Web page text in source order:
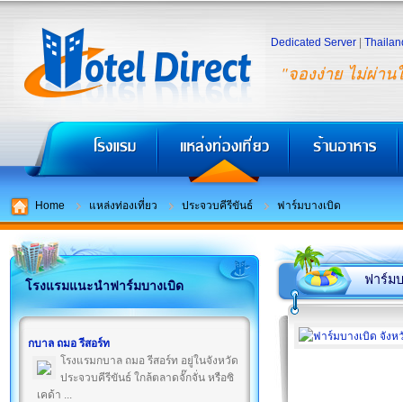
"จองง่าย ไม่ผ่าน
Dedicated Server
Home แหล่งท่องเที่ยว ประจวบคีรีขันธ์ ฟาร์มบางเบิด
โรงแรมแนะนำฟาร์มบางเบิด
กบาล ถมอ รีสอร์ท
โรงแรมกบาล ถมอ รีสอร์ท อยู่ในจังหวัด
ประจวบคีรีขันธ์ ใกล้ตลาดจั๊กจั่น หรือซิ
เคด้า ...
ฟาร์ม